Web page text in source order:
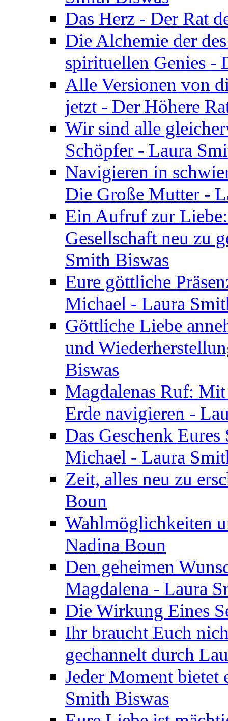
Das Herz - Der Rat
Die Alchemie der
spirituellen Genies -
Alle Versionen von
jetzt - Der Höhere
Wir sind alle
Schöpfer - Laura
Navigieren in
Die Große Mutter -
Ein Aufruf zur
Gesellschaft neu zu
Smith Biswas
Eure göttliche
Michael - Laura
Göttliche Liebe
und
Biswas
Magdalenas Ruf:
Erde navigieren -
Das Geschenk
Michael - Laura
Zeit, alles neu zu
Boun
Wahlmöglichkeiten
Nadina Boun
Den geheimen
Magdalena - Laura
Die Wirkung Eines
Ihr braucht Euch
gechannelt durch
Jeder Moment bietet
Smith Biswas